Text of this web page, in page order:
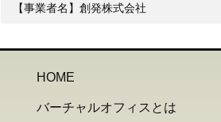
【事業者名】創発株式会社
HOME
バーチャルオフィスとは